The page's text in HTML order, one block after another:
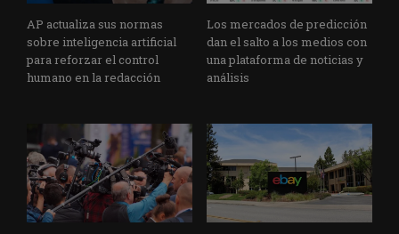
AP actualiza sus normas
sobre inteligencia artificial
para reforzar el control
humano en la redacción
Los mercados de predicción
dan el salto a los medios con
una plataforma de noticias y
análisis